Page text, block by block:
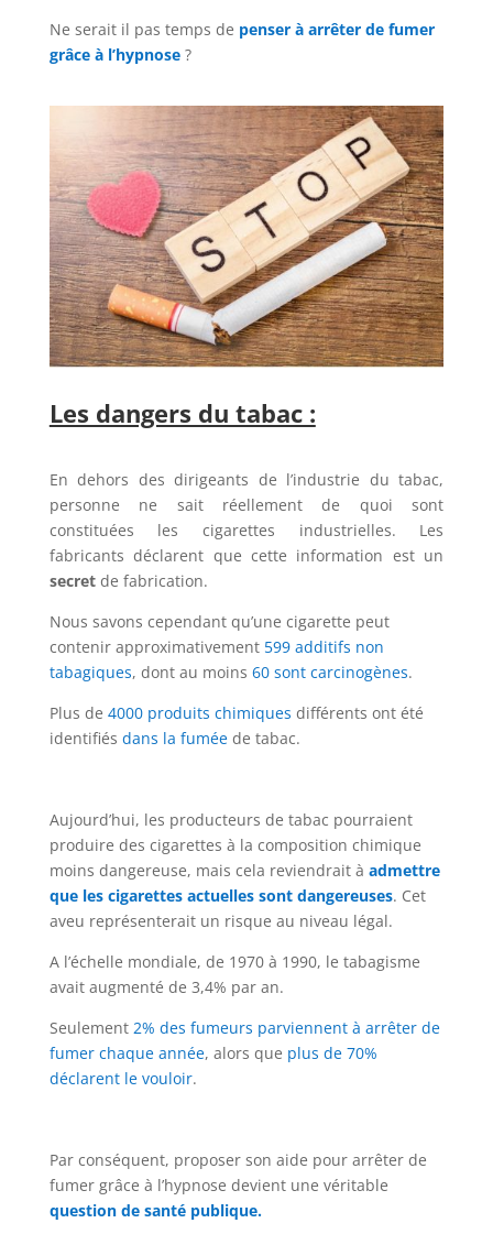
Ne serait il pas temps de penser à arrêter de fumer
grâce à l’hypnose?
Les dangers du tabac :
En dehors des dirigeants de l’industrie du tabac,
personne ne sait réellement de quoi sont
constituées les cigarettes industrielles. Les
fabricants déclarent que cette information est un
secretde fabrication.
Nous savons cependant qu’une cigarette peut
contenir approximativement 599 additifs non
tabagiques, dont au moins 60 sont carcinogènes.
Plus de 4000 produits chimiques différents ont été
identifiés dans la fuméede tabac.
Aujourd’hui, les producteurs de tabac pourraient
produire des cigarettes à la composition chimique
moins dangereuse, mais cela reviendrait à admettre
que les cigarettes actuelles sont dangereuses. Cet
aveu représenterait un risque au niveau légal.
A l’échelle mondiale, de 1970 à 1990, le tabagisme
avait augmenté de 3,4% par an.
Seulement 2% des fumeurs parviennent à arrêter de
fumer chaque année, alors que plus de 70%
déclarent le vouloir.
Par conséquent, proposer son aide pour arrêter de
fumer grâce à l’hypnose devient une véritable
question de santé publique.